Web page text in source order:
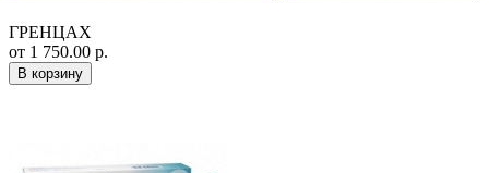
ГРЕНЦАХ
от 1 750.00 р.
В корзину